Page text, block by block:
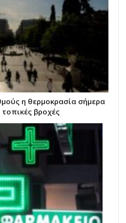
η θερμοκρασία σήμερα
βροχές